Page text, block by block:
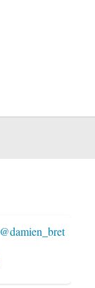
@damien_bret